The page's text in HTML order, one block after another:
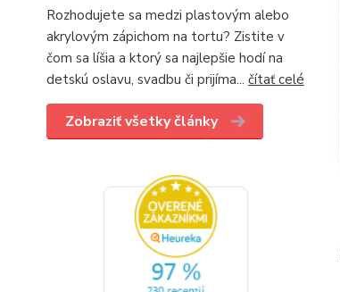
Rozhodujete sa medzi plastovým alebo
akrylovým zápichom na tortu? Zistite v
čom sa líšia a ktorý sa najlepšie hodí na
detskú oslavu, svadbu či prijíma... čítať celé
Zobraziť všetky články